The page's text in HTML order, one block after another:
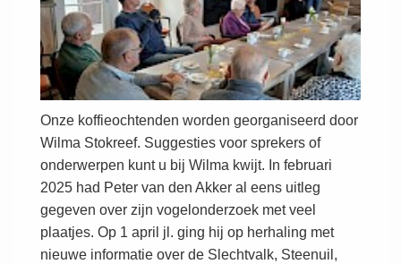
Onze koffieochtenden worden georganiseerd door
Wilma Stokreef. Suggesties voor sprekers of
onderwerpen kunt u bij Wilma kwijt. In februari
2025 had Peter van den Akker al eens uitleg
gegeven over zijn vogelonderzoek met veel
plaatjes. Op 1 april jl. ging hij op herhaling met
nieuwe informatie over de Slechtvalk, Steenuil,